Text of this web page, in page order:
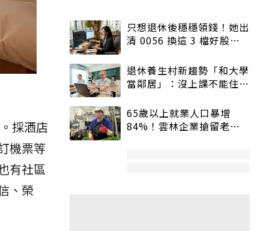
採酒店
機票等
有社區
、榮
只想退休後穩穩領錢！她出
清 0056 換這 3 檔好股：
退休養生村新趨勢「和大學
當鄰居」：沒上課不能住、
65歲以上就業人口暴增
84%！雲林企業搶留老員